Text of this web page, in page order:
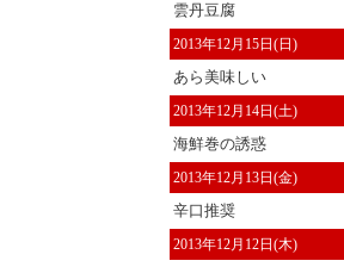
雲丹豆腐
2013年12月15日(日)
あら美味しい
2013年12月14日(土)
海鮮巻の誘惑
2013年12月13日(金)
辛口推奨
2013年12月12日(木)